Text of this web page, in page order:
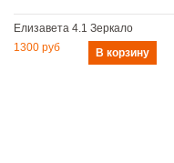
Елизавета 4.1 Зеркало
1300 руб